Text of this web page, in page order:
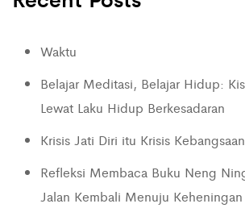
Waktu
Belajar Meditasi, Belajar Hidup:
Lewat Laku Hidup Berkesadaran
Krisis Jati Diri itu Krisis Kebangsaan
Refleksi Membaca Buku Neng
Jalan Kembali Menuju Keheningan